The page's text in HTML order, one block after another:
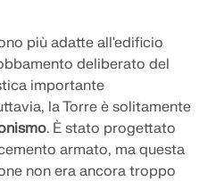
più adatte all'edificio
deliberato del
importante
la Torre è solitamente
. È stato progettato
armato, ma questa
non era ancora troppo